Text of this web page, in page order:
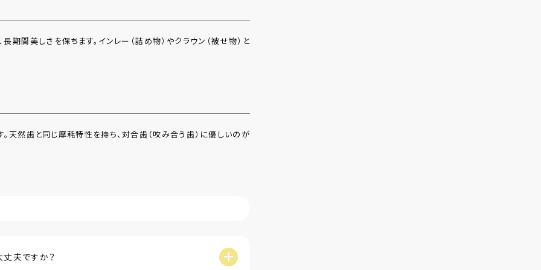
期間美しさを保ちます。インレー（詰め物）やクラウン（被せ物）と
天然歯と同じ摩耗特性を持ち、対合歯（咬み合う歯）に優しいのが
夫ですか？